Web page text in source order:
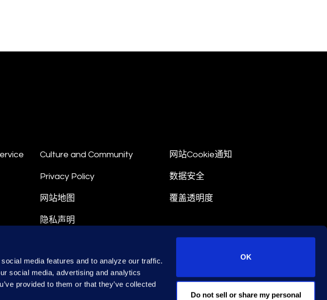
media features and to analyze our traffic.
social media, advertising and analytics
provided to them or that they’ve collected
OK
Do not sell or share my personal
Culture and Community
Privacy Policy
网站地图
隐私声明
网站Cookie通知
数据安全
覆盖透明度
号 粤公网安备 44030402005081号 © 2026 Epiq. All rights reserved.